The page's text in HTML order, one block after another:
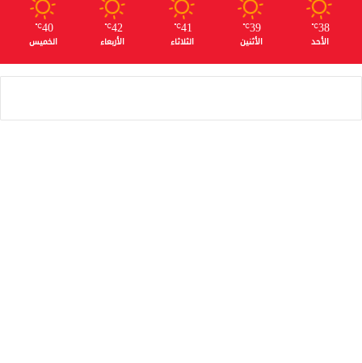
38
℃
الأحد
39
℃
الأثنين
41
℃
الثلاثاء
42
℃
الأربعاء
40
℃
الخميس